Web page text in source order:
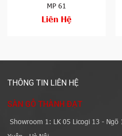
MP 61
Liên Hệ
THÔNG TIN LIÊN HỆ
SÀN GỖ THÀNH ĐẠT
Showroom 1: LK 05 Licogi 13 - Ngõ